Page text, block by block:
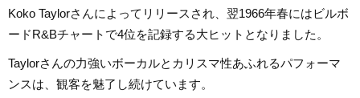
Koko Taylorさんによってリリースされ、翌1966年春にはビルボ
ードR&Bチャートで4位を記録する大ヒットとなりました。
Taylorさんの力強いボーカルとカリスマ性あふれるパフォーマ
ンスは、観客を魅了し続けています。